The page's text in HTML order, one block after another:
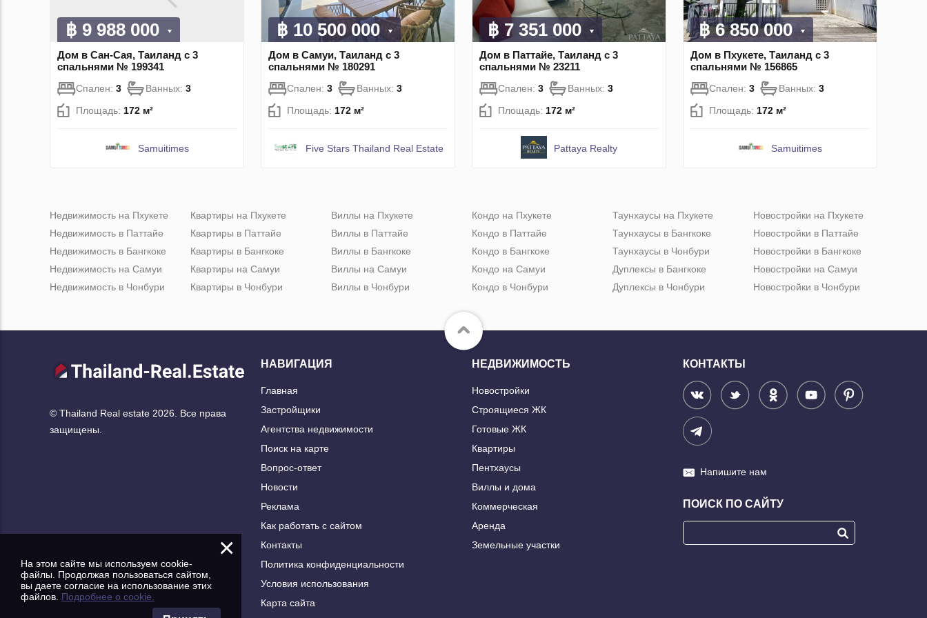
฿ 9 988 000
Дом в Сан-Сая, Таиланд с 3
спальнями № 199341
Спален: 3 Ванных: 3
Площадь: 172 м²
Samuitimes
฿ 10 500 000
Дом в Самуи, Таиланд с 3
спальнями № 180291
Спален: 3 Ванных: 3
Площадь: 172 м²
Five Stars Thailand Real Estate
฿ 7 351 000
Дом в Паттайе, Таиланд с 3
спальнями № 23211
Спален: 3 Ванных: 3
Площадь: 172 м²
Pattaya Realty
฿ 6 850 000
Дом в Пхукете, Таиланд с 3
спальнями № 156865
Спален: 3 Ванных: 3
Площадь: 172 м²
Samuitimes
Недвижимость на Пхукете
Недвижимость в Паттайе
Недвижимость в Бангкоке
Недвижимость на Самуи
Недвижимость в Чонбури
Квартиры на Пхукете
Квартиры в Паттайе
Квартиры в Бангкоке
Квартиры на Самуи
Квартиры в Чонбури
Виллы на Пхукете
Виллы в Паттайе
Виллы в Бангкоке
Виллы на Самуи
Виллы в Чонбури
Кондо на Пхукете
Кондо в Паттайе
Кондо в Бангкоке
Кондо на Самуи
Кондо в Чонбури
Таунхаусы на Пхукете
Таунхаусы в Бангкоке
Таунхаусы в Чонбури
Дуплексы в Бангкоке
Дуплексы в Чонбури
Новостройки на Пхукете
Новостройки в Паттайе
Новостройки в Бангкоке
Новостройки на Самуи
Новостройки в Чонбури
© Thailand Real estate 2026. Все права
защищены.
НАВИГАЦИЯ
Главная
Застройщики
Агентства недвижимости
Поиск на карте
Вопрос-ответ
Новости
Реклама
Как работать с сайтом
Контакты
Политика конфиденциальности
Условия использования
Карта сайта
НЕДВИЖИМОСТЬ
Новостройки
Строящиеся ЖК
Готовые ЖК
Квартиры
Пентхаусы
Виллы и дома
Коммерческая
Аренда
Земельные участки
КОНТАКТЫ
Напишите нам
ПОИСК ПО САЙТУ
×
На этом сайте мы используем cookie-
файлы. Продолжая пользоваться сайтом,
вы даете согласие на использование этих
файлов. Подробнее о cookie.